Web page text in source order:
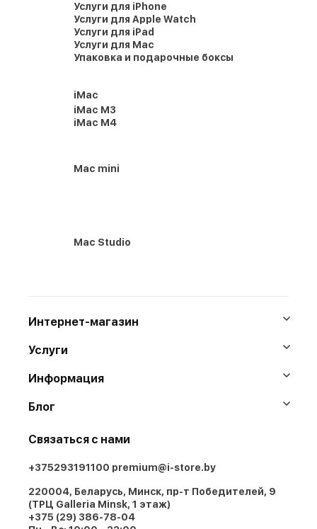
Услуги для iPhone
Услуги для Apple Watch
Услуги для iPad
Услуги для Mac
Упаковка и подарочные боксы
iMac
iMac M3
iMac M4
Mac mini
Mac Studio
Интернет-магазин
Услуги
Информация
Блог
Связаться с нами
+375293191100 premium@i-store.by
220004, Беларусь, Минск, пр-т Победителей, 9
(ТРЦ Galleria Minsk, 1 этаж)
+375 (29) 386-78-04